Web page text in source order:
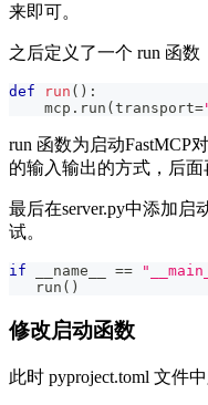
来即可。
之后定义了一个 run 函数
def run ( ) :
    mcp
. run ( transport=
run 函数为启动FastMCP
的输入输出的方式，后面
最后在server.py中添加
试。
if __name__ ==
   run
( )
修改启动函数
此时 pyproject.toml 文件